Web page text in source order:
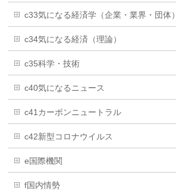
c33気になる経済学（企業・業界・団体）
c34気になる経済（理論）
c35科学・技術
c40気になるニュース
c41カーボンニュートラル
c42新型コロナウイルス
e国際機関
f国内情勢